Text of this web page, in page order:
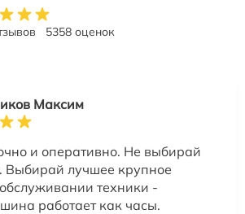
5358 оценок
Максим
и оперативно. Не выбирай
Выбирай лучшее крупное
техники -
работает как часы.